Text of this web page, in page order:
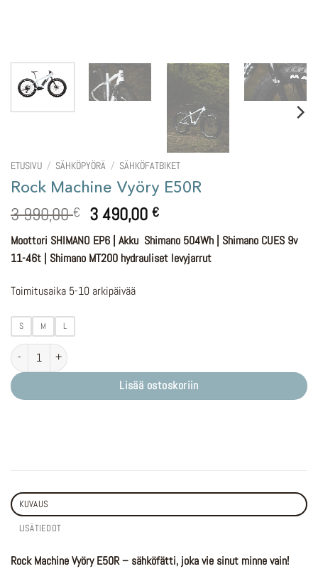
ETUSIVU / SÄHKÖPYÖRÄ / SÄHKÖFATBIKET
Rock Machine Vyöry E50R
3 990,00€ Alkuperäinen
hinta
oli:
3
990,00 €.
3 490,00€Nykyinen
hinta
on:
3
Moottori SHIMANO EP6 | Akku Shimano 504Wh | Shimano CUES 9v
11-46t | Shimano MT200 hydrauliset levyjarrut
Toimitusaika 5-10 arkipäivää
S M L
Rock Machine Vyöry E50R määrä
Lisää ostoskoriin
KUVAUS
LISÄTIEDOT
Rock Machine Vyöry E50R – sähköfätti, joka vie sinut minne vain!